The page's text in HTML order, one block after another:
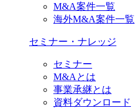
M&A案件一覧
海外M&A案件一覧
セミナー・ナレッジ
セミナー
M&Aとは
事業承継とは
資料ダウンロード